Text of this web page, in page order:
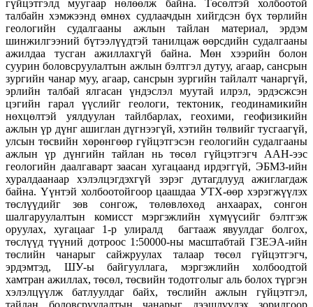
гүйцэтгэлд муугаар нөлөөлж байна. Төсөлтэй холбоотой
талбайн хэмжээнд өмнөх судлаачдын хийгдсэн бүх төрлийн
геологийн судалгааны ажлын тайлан материал, эрдэм
шинжилгээний бүтээлүүдтэй танилцаж өөрсдийн судалгааны
ажилдаа тусган ажиллахгүй байна. Мөн хээрийн болон
суурин боловсруулалтын ажлын бэлтгэл дутуу, агаар, сансрын
зургийн чанар муу, агаар, сансрын зургийн тайлалт чанаргүй,
эрлийн талбай ялгасан үндэслэл муутай илрэл, эрдэсжсэн
цэгийн гарал үүслийг геологи, тектоник, геодинамикийн
нөхцөлтэй уялдуулан тайлбарлах, геохими, геофизикийн
ажлын үр дүнг ашиглан дүгнээгүй, хэтийн төлвийг тусгаагүй,
улсын төсвийн хөрөнгөөр гүйцэтгэсэн геологийн судалгааны
ажлын үр дүнгийн тайлан нь төсөл гүйцэтгэгч ААН-ээс
геологийн даалгаварт заасан хугацаанд ирдэггүй, ЭБМЗ-ийн
хуралдаанаар хэлэлцэгдэхгүй зэрэг дутагдлууд ажиглагдаж
байна. Үүнтэй холбоотойгоор цаашдаа УТХ-өөр хэрэгжүүлэх
төслүүдийг зөв сонгож, төлөвлөхөд анхаарах, сонгон
шалгаруулалтын комисст мэргэжлийн хүмүүсийг бэлтгэж
оруулах, хугацааг 1-р улиралд багтааж явуулдаг болгох,
төслүүд түүний дотроос 1:50000-ны масштабтай ГЗЕЭА-ийн
төслийн чанарыг сайжруулах талаар төсөл гүйцэтгэгч,
эрдэмтэд, ШУ-ы байгууллага, мэргэжлийн холбоодтой
хамтран ажиллах, төсөл, төсвийн тодотголыг аль болох түргэн
хэлэлцүүлж батлуулдаг байх, төслийн ажлын гүйцэтгэл,